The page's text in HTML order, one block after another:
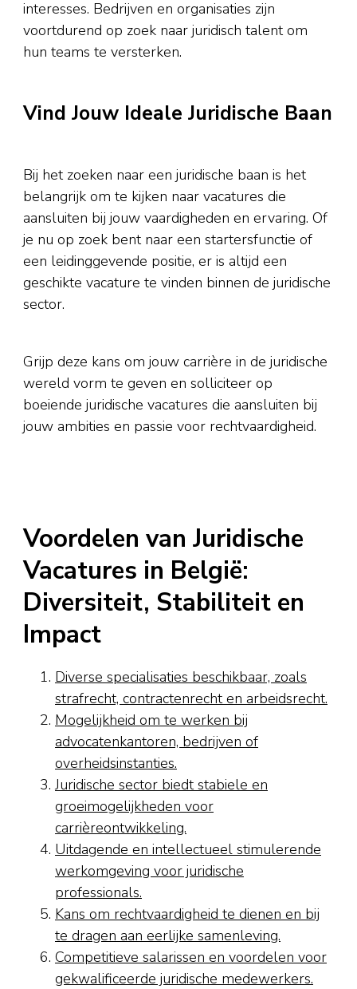
interesses. Bedrijven en organisaties zijn
voortdurend op zoek naar juridisch talent om
hun teams te versterken.
Vind Jouw Ideale Juridische Baan
Bij het zoeken naar een juridische baan is het
belangrijk om te kijken naar vacatures die
aansluiten bij jouw vaardigheden en ervaring. Of
je nu op zoek bent naar een startersfunctie of
een leidinggevende positie, er is altijd een
geschikte vacature te vinden binnen de juridische
sector.
Grijp deze kans om jouw carrière in de juridische
wereld vorm te geven en solliciteer op
boeiende juridische vacatures die aansluiten bij
jouw ambities en passie voor rechtvaardigheid.
Voordelen van Juridische
Vacatures in België:
Diversiteit, Stabiliteit en
Impact
Diverse specialisaties beschikbaar, zoals
strafrecht, contractenrecht en arbeidsrecht.
Mogelijkheid om te werken bij
advocatenkantoren, bedrijven of
overheidsinstanties.
Juridische sector biedt stabiele en
groeimogelijkheden voor
carrièreontwikkeling.
Uitdagende en intellectueel stimulerende
werkomgeving voor juridische
professionals.
Kans om rechtvaardigheid te dienen en bij
te dragen aan eerlijke samenleving.
Competitieve salarissen en voordelen voor
gekwalificeerde juridische medewerkers.